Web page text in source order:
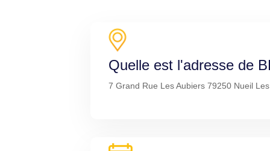
Quelle est l'adresse de
7 Grand Rue Les Aubiers 79250 Nueil